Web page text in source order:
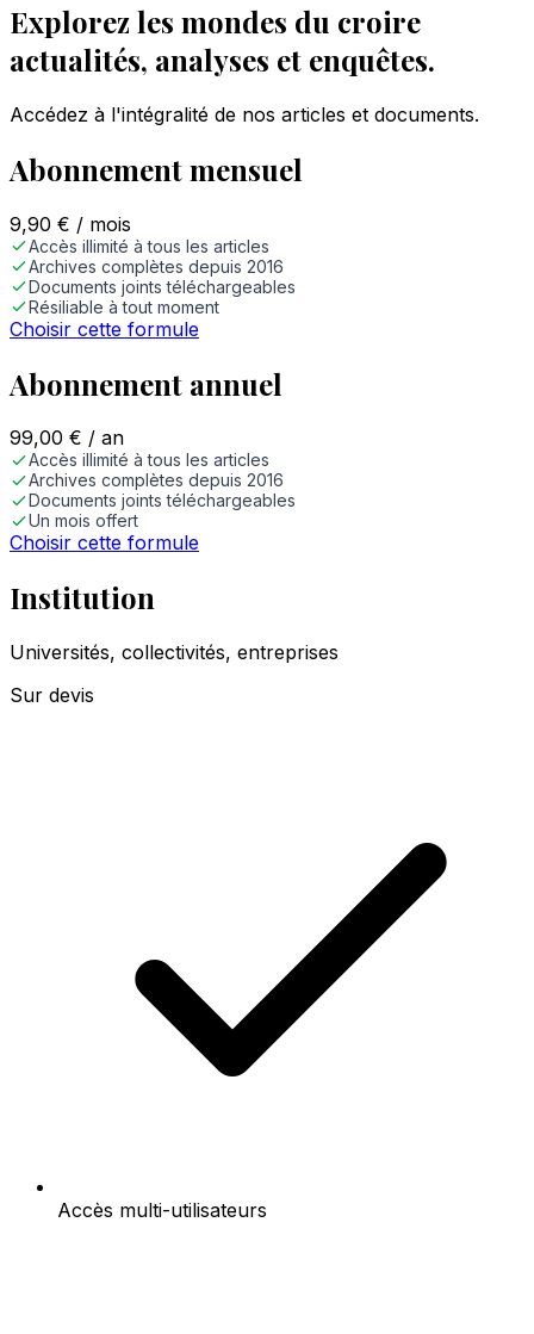
Explorez les mondes du croire
actualités, analyses et enquêtes.
Accédez à l'intégralité de nos articles et documents.
Abonnement mensuel
9,90 € / mois
Accès illimité à tous les articles
Archives complètes depuis 2016
Documents joints téléchargeables
Résiliable à tout moment
Choisir cette formule
Abonnement annuel
99,00 € / an
Accès illimité à tous les articles
Archives complètes depuis 2016
Documents joints téléchargeables
Un mois offert
Choisir cette formule
Institution
Universités, collectivités, entreprises
Sur devis
Accès multi-utilisateurs